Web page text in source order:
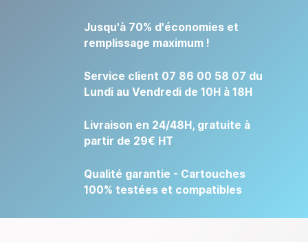
Jusqu'à 70% d'économies et
remplissage maximum !
Service client 07 86 00 58 07 du
Lundi au Vendredi de 10H à 18H
Livraison en 24/48H, gratuite à
partir de 29€ HT
Qualité garantie - Cartouches
100% testées et compatibles